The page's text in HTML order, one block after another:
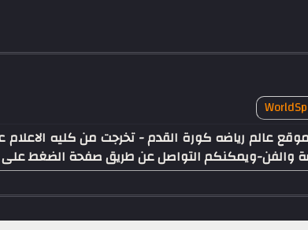
والفن-ويمكنكم التواصل عن طريق صفحة الضغط